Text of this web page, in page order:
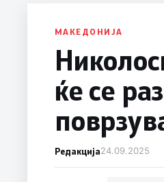
МАКЕДОНИЈА
ќе се
Редакција24.09.2025